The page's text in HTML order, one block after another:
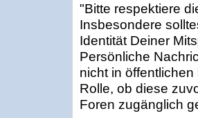
"Bitte respektiere
Insbesondere
Identität Deiner
Persönliche
nicht in
Rolle, ob diese
Foren zugänglich